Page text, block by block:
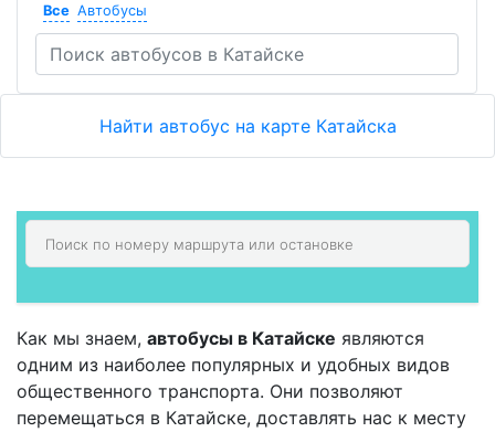
Все Автобусы
Найти автобус на карте Катайска
Как мы знаем, автобусы в Катайске являются
одним из наиболее популярных и удобных видов
общественного транспорта. Они позволяют
перемещаться в Катайске, доставлять нас к месту